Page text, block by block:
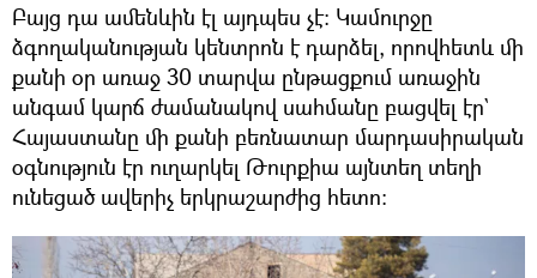
Բայց դա ամենևին էլ այդպես չէ։ Կամուրջը
ձգողականության կենտրոն է դարձել, որովհետև մի
քանի օր առաջ 30 տարվա ընթացքում առաջին
անգամ կարճ ժամանակով սահմանը բացվել էր`
Հայաստանը մի քանի բեռնատար մարդասիրական
օգնություն էր ուղարկել Թուրքիա այնտեղ տեղի
ունեցած ավերիչ երկրաշարժից հետո։